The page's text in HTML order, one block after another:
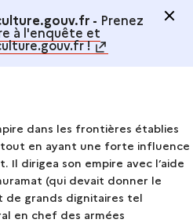
- Prenez
à l'enquête et
!
dans les frontières établies
tout en ayant une forte influence
Il dirigea son empire avec l’aide
(qui devait donner le
de grands dignitaires tel
en chef des armées